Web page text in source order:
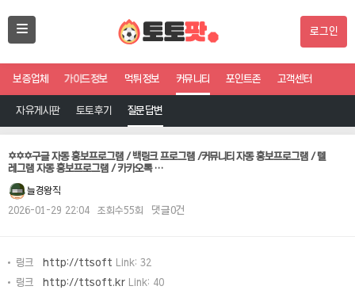
로그인
보증업체 가이드정보 먹튀정보 커뮤니티 포인트존 고객센터
자유게시판 토토후기 질문답변
✡️✡️✡️구글 자동 홍보프로그램 / 백링크 프로그램 /커뮤니티 자동 홍보프로그램 / 텔
레그램 자동 홍보프로그램 / 카카오톡 …
늘경왕직
2026-01-29 22:04 조회수55회 댓글0건
링크 http://ttsoft Link: 32
링크 http://ttsoft.kr Link: 40